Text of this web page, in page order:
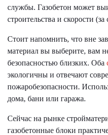
службы. Газобетон может
строительства и скорости
Стоит напомнить, что вне
материал вы выберите, вам
безопасностью близких. Оба
экологичны и отвечают
пожаробезопасности.
дома, бани или гаража.
Сейчас на рынке
газобетонные блоки